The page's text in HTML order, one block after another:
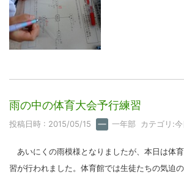
雨の中の体育大会予行練習
投稿日時 : 2015/05/15 一年部 カテゴリ:
あいにくの雨模様となりましたが、本日は体
習が行われました。 体育館では生徒たちの気迫